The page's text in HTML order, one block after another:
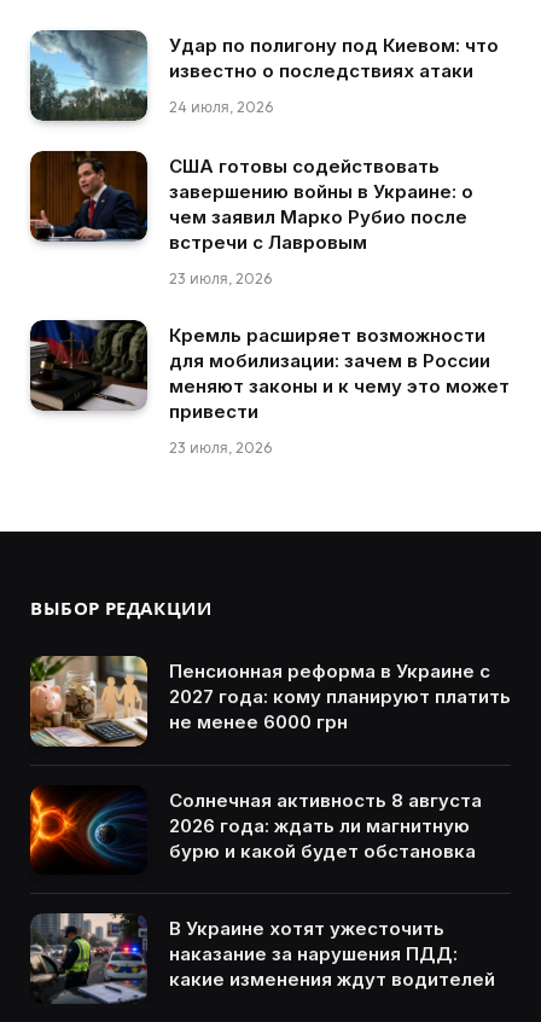
Удар по полигону под Киевом: что
известно о последствиях атаки
24 июля, 2026
США готовы содействовать
завершению войны в Украине: о
чем заявил Марко Рубио после
встречи с Лавровым
23 июля, 2026
Кремль расширяет возможности
для мобилизации: зачем в России
меняют законы и к чему это может
привести
23 июля, 2026
ВЫБОР РЕДАКЦИИ
Пенсионная реформа в Украине с
2027 года: кому планируют платить
не менее 6000 грн
Солнечная активность 8 августа
2026 года: ждать ли магнитную
бурю и какой будет обстановка
В Украине хотят ужесточить
наказание за нарушения ПДД:
какие изменения ждут водителей